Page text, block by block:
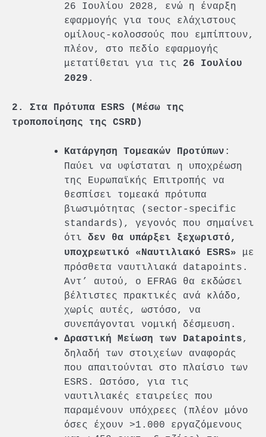
26 Ιουλίου 2028, ενώ η έναρξη
εφαρμογής για τους ελάχιστους
ομίλους-κολοσσούς που εμπίπτουν,
πλέον, στο πεδίο εφαρμογής
μετατίθεται για τις 26 Ιουλίου
2029 .
2. Στα Πρότυπα ESRS (Μέσω της
τροποποίησης της CSRD)
Κατάργηση Τομεακών Προτύπων :
Παύει να υφίσταται η υποχρέωση
της Ευρωπαϊκής Επιτροπής να
θεσπίσει τομεακά πρότυπα
βιωσιμότητας (sector-specific
standards), γεγονός που σημαίνει
ότι δεν θα υπάρξει ξεχωριστό,
υποχρεωτικό «Ναυτιλιακό ESRS» με
πρόσθετα ναυτιλιακά datapoints.
Αντ’ αυτού, ο EFRAG θα εκδώσει
βέλτιστες πρακτικές ανά κλάδο,
χωρίς αυτές, ωστόσο, να
συνεπάγονται νομική δέσμευση.
Δραστική Μείωση των Datapoints,
δηλαδή των στοιχείων αναφοράς
που απαιτούνται στο πλαίσιο των
ESRS. Ωστόσο, για τις
ναυτιλιακές εταιρείες που
παραμένουν υπόχρεες (πλέον μόνο
όσες έχουν >1.000 εργαζόμενους